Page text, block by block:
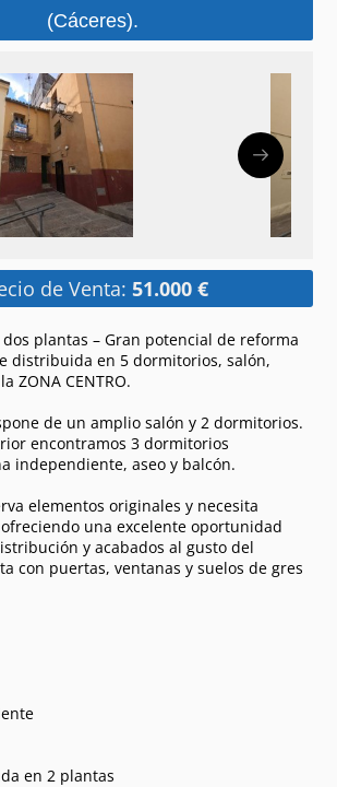
(Cáceres).
de Venta: 51.000 €
dos plantas – Gran potencial de reforma
distribuida en 5 dormitorios, salón,
ZONA CENTRO.
de un amplio salón y 2 dormitorios.
encontramos 3 dormitorios
independiente, aseo y balcón.
elementos originales y necesita
una excelente oportunidad
y acabados al gusto del
con puertas, ventanas y suelos de gres
en 2 plantas